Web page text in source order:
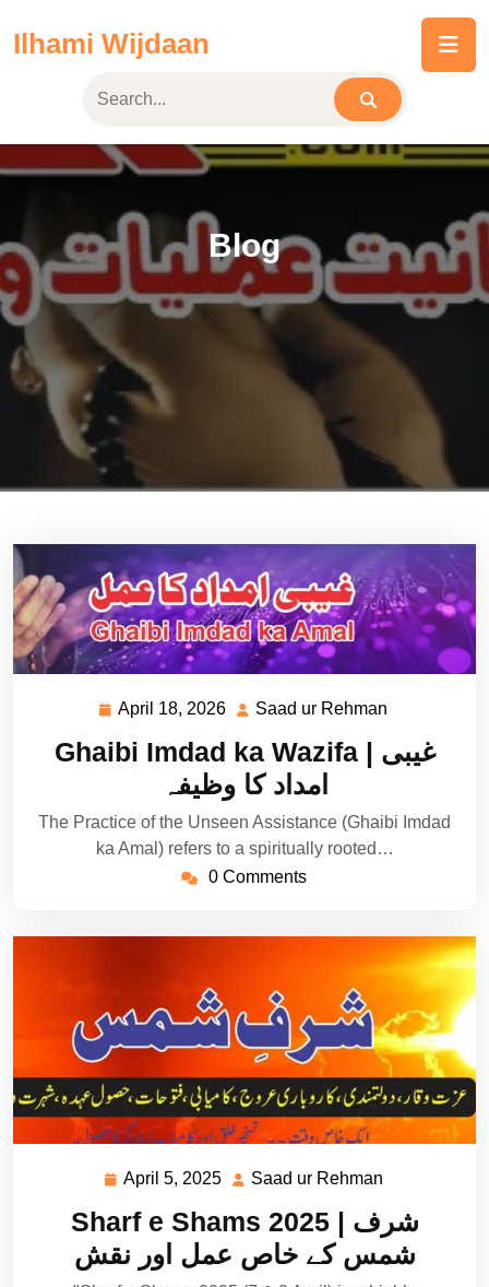
Ilhami Wijdaan
Blog
April 18, 2026 April
2026
Saad ur Rehman
Rehman
Ghaibi Imdad ka Wazifa | غیبی
امداد کا وظیفہ
The Practice of the Unseen Assistance (Ghaibi Imdad
ka Amal) refers to a spiritually rooted…
0 Comments
April 5, 2025 April
2025
Saad ur Rehman
Rehman
Sharf e Shams 2025 | شرف
شمس کے خاص عمل اور نقش